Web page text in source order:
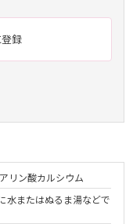
録
リン酸カルシウム
水またはぬるま湯などで